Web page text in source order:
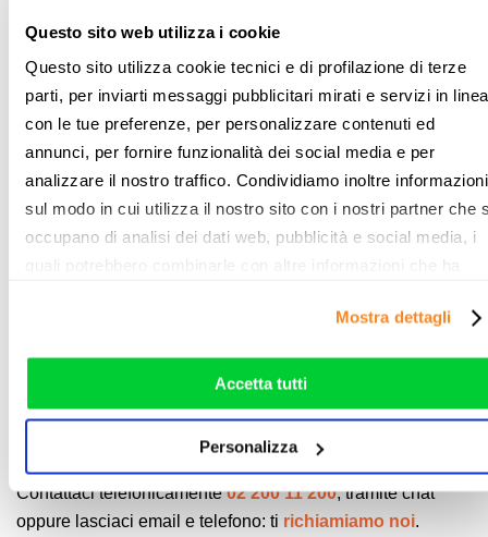
Questo sito web utilizza i cookie
Questo sito utilizza cookie tecnici e di profilazione di terze
parti, per inviarti messaggi pubblicitari mirati e servizi in linea
con le tue preferenze, per personalizzare contenuti ed
annunci, per fornire funzionalità dei social media e per
analizzare il nostro traffico. Condividiamo inoltre informazioni
sul modo in cui utilizza il nostro sito con i nostri partner che
occupano di analisi dei dati web, pubblicità e social media, i
quali potrebbero combinarle con altre informazioni che ha
. Puoi liberamente
sul tasto "Accetta tutti”, selezionando le diverse categorie di
cookies o installando solo i cookie strettamente necessari.
Mostra dettagli
Accetta tutti
Personalizza
360p e HD 720p
Fast.com:si concentra principalmente sulla velocità
di download
NetMeter:
costruito su tecnologia Flash Player si
caratterizza per la rapidità del test che consente
SpeedOf.Me:
un internet speedtest progettato con
ComparaSemplice.itsono a disposizione con una
assistenza professionale, gratuita e non vincolante.
Contattaci telefonicamente02 200 11 200, tramite chat
oppure lasciaci email e telefono: ti richiamiamo noi.